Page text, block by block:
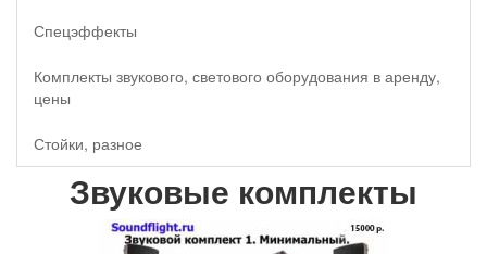
Спецэффекты
Комплекты звукового, светового оборудования в аренду,
цены
Стойки, разное
Звуковые комплекты